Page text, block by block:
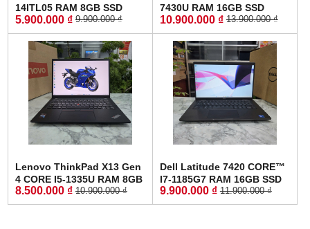
14ITL05 RAM 8GB SSD
512GB MÀN HÌNH :
14"FullHD IPS
5.900.000 ₫ 9.900.000 ₫
7430U RAM 16GB SSD
512GB MÀN HÌNH : 15.6
Inch FullHD IPS
10.900.000 ₫ 13.900.000 ₫
Lenovo ThinkPad X13 Gen
4 CORE I5-1335U RAM 8GB
SSD 256GB MÀN HÌNH :
13.3 Inch WUXGA
8.500.000 ₫ 10.900.000 ₫
Dell Latitude 7420 CORE™
I7-1185G7 RAM 16GB SSD
256GB MÀN HÌNH :
14.0''Inch Fhd IPS
9.900.000 ₫ 11.900.000 ₫